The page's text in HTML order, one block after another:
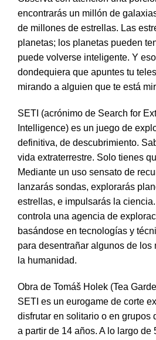
encontrarás un millón de
de millones de estrellas. Las
planetas; los planetas pueden
puede volverse inteligente. Y
dondequiera que apuntes tu
mirando a alguien que te está
SETI (acrónimo de Search for
Intelligence) es un juego de
definitiva, de descubrimiento.
vida extraterrestre. Solo tienes
Mediante un uso sensato de
lanzarás sondas, explorarás
estrellas, e impulsarás la
controla una agencia de
basándose en tecnologías y
para desentrañar algunos de los
la humanidad.
Obra de Tomáš Holek (Tea
SETI es un eurogame de corte
disfrutar en solitario o en grupos
a partir de 14 años. A lo largo de